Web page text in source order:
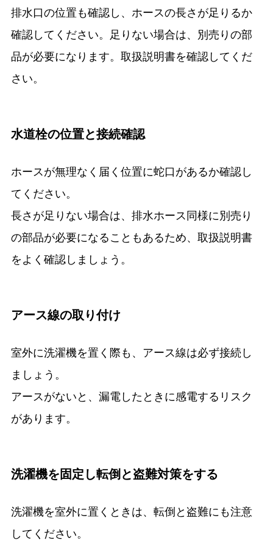
排水口の位置も確認し、ホースの長さが足りるか
確認してください。足りない場合は、別売りの部
品が必要になります。取扱説明書を確認してくだ
さい。
水道栓の位置と接続確認
ホースが無理なく届く位置に蛇口があるか確認し
てください。
長さが足りない場合は、排水ホース同様に別売り
の部品が必要になることもあるため、取扱説明書
をよく確認しましょう。
アース線の取り付け
室外に洗濯機を置く際も、アース線は必ず接続し
ましょう。
アースがないと、漏電したときに感電するリスク
があります。
洗濯機を固定し転倒と盗難対策をする
洗濯機を室外に置くときは、転倒と盗難にも注意
してください。